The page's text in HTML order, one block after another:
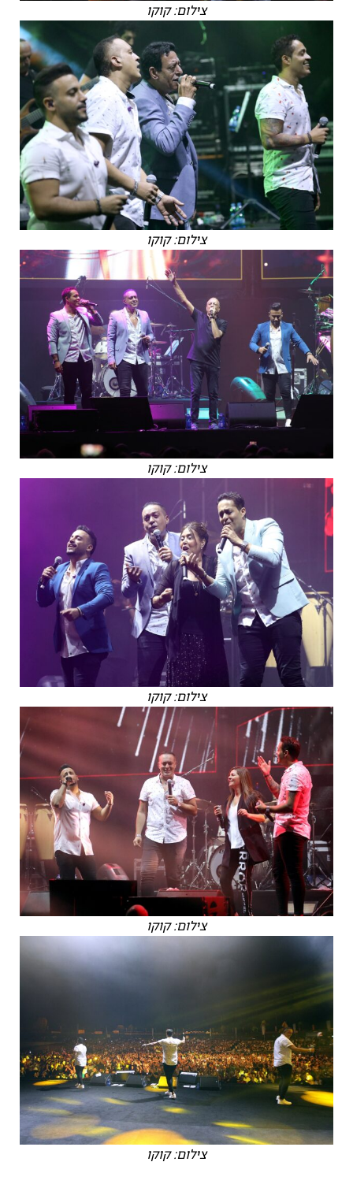
צילום: קוקו
צילום: קוקו
צילום: קוקו
צילום: קוקו
צילום: קוקו
צילום: קוקו